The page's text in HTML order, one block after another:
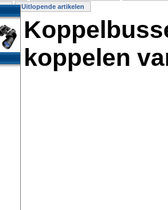
Uitlopende artikelen
koppelen